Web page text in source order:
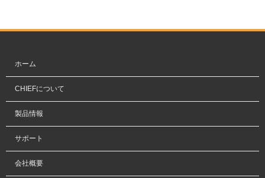
ホーム
CHIEFについて
製品情報
サポート
会社概要